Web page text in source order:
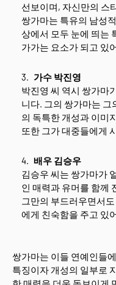
선보이며, 자신만의 스
쌍가마는 특유의 남성
상에서 모두 눈에 띄는
가가는 요소가 되고 있
가수 박진영
박진영 씨 역시 쌍가마
니다. 그의 쌍가마는 그
의 독특한 개성과 이미
또한 그가 대중들에게
배우 김승우
김승우 씨는 쌍가마가
인 매력과 유머를 함께
그만의 부드러우면서
에게 친숙함을 주고 있
쌍가마는 이들 연예인들
특징이자 개성의 일부로